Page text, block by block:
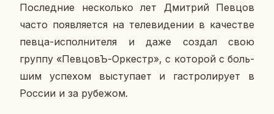
По­след­ние несколь­ко лет Дмит­рий Певцов
часто по­яв­ля­ет­ся на те­ле­ви­де­нии в ка­че­стве
певца-ис­пол­ни­те­ля и даже создал свою
группу «Пев­цовЪ-Ор­кестр», с ко­то­рой с боль­
шим успе­хом вы­сту­па­ет и га­стро­ли­ру­ет в
России и за ру­бе­жом.